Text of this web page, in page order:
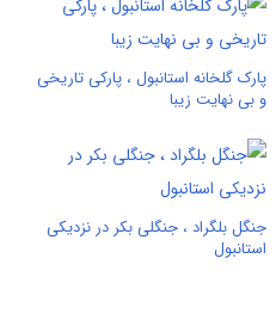
پارک گلخانه استانبول ، پارکی تاریخی
و بی نهایت زیبا
جنگل بلگراد ، جنگلی بکر در نزدیکی
استانبول